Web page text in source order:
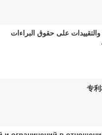
على حقوق البراءات
专